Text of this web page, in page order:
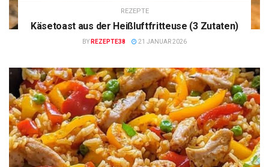
REZEPTE
Käsetoast aus der Heißluftfritteuse (3 Zutaten)
BY REZEPTE38 21 JANUAR 2026